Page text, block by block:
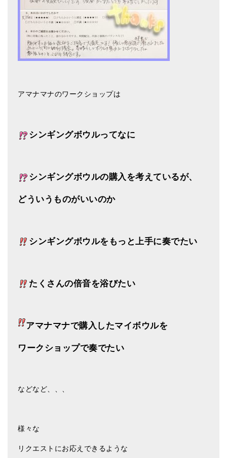
アマナマナのワークショップは
シンギングボウルってなに
シンギングボウルの購入を考えているが、
どういうものがいいのか
シンギングボウルをもっと上手に奏でたい
たくさんの倍音を浴びたい
アマナマナで購入したマイボウルを
ワークショップで奏でたい
などなど、、、
様々な
リクエストにお応えできるような